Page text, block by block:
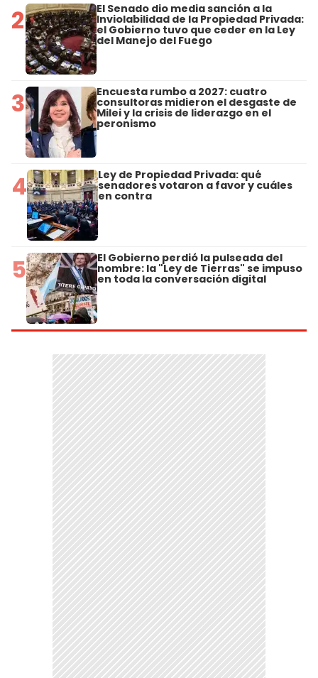
2 El Senado dio media sanción a la
Inviolabilidad de la Propiedad Privada:
el Gobierno tuvo que ceder en la Ley
del Manejo del Fuego
3 Encuesta rumbo a 2027: cuatro
consultoras midieron el desgaste de
Milei y la crisis de liderazgo en el
peronismo
4 Ley de Propiedad Privada: qué
senadores votaron a favor y cuáles
en contra
5 El Gobierno perdió la pulseada del
nombre: la "Ley de Tierras" se impuso
en toda la conversación digital